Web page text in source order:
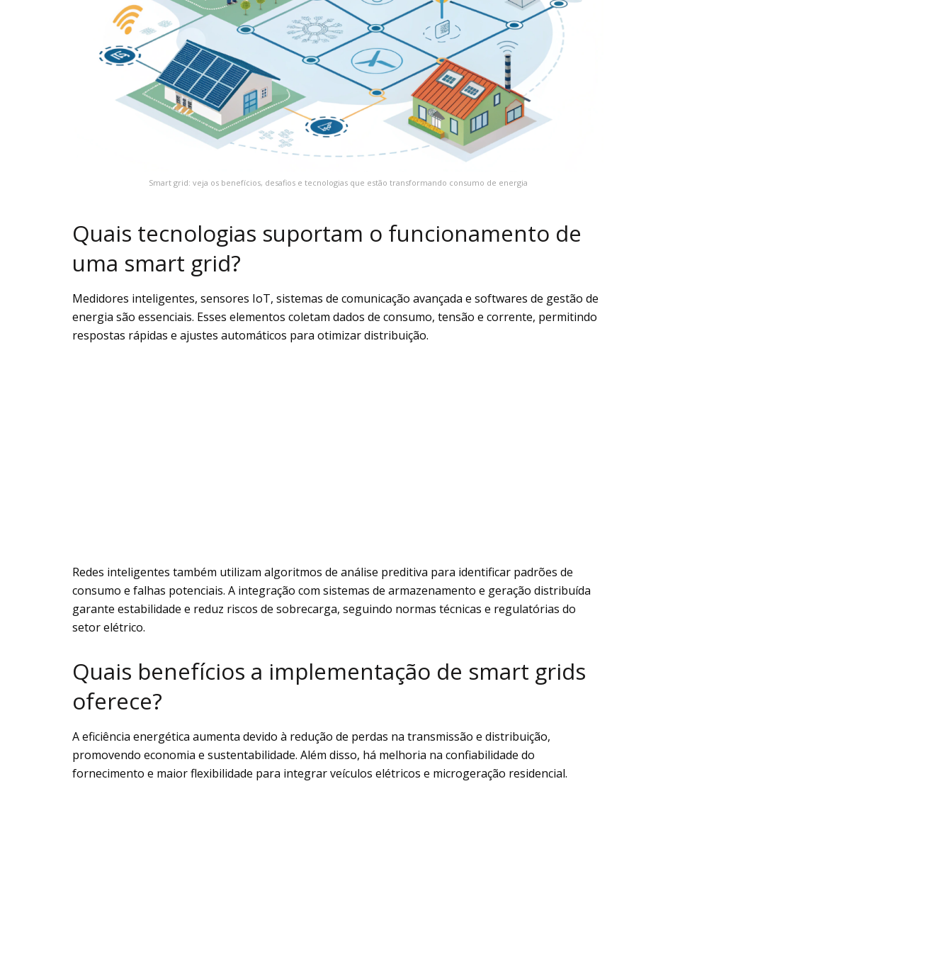
Smart grid: veja os benefícios, desafios e tecnologias que estão transformando consumo de energia
Quais tecnologias suportam o funcionamento de
uma smart grid?
Medidores inteligentes, sensores IoT, sistemas de comunicação avançada e softwares de gestão de
energia são essenciais. Esses elementos coletam dados de consumo, tensão e corrente, permitindo
respostas rápidas e ajustes automáticos para otimizar distribuição.
Redes inteligentes também utilizam algoritmos de análise preditiva para identificar padrões de
consumo e falhas potenciais. A integração com sistemas de armazenamento e geração distribuída
garante estabilidade e reduz riscos de sobrecarga, seguindo normas técnicas e regulatórias do
setor elétrico.
Quais benefícios a implementação de smart grids
oferece?
A eficiência energética aumenta devido à redução de perdas na transmissão e distribuição,
promovendo economia e sustentabilidade. Além disso, há melhoria na confiabilidade do
fornecimento e maior flexibilidade para integrar veículos elétricos e microgeração residencial.